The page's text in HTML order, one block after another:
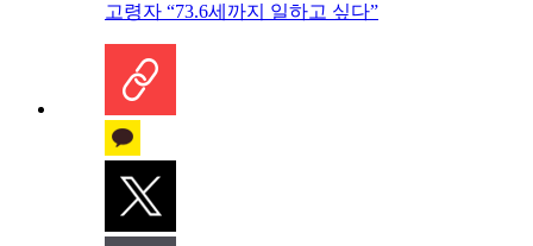
고령자 “73.6세까지 일하고 싶다”